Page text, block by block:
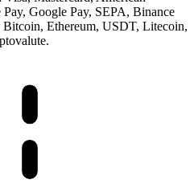
Google Pay, SEPA, Binance
Ethereum, USDT, Litecoin,